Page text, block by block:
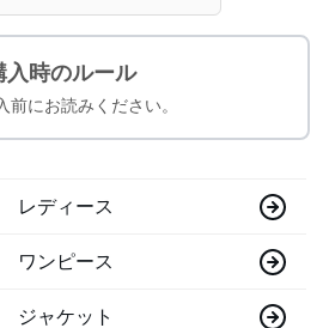
入時のルール
前にお読みください。
レディース
ワンピース
ジャケット